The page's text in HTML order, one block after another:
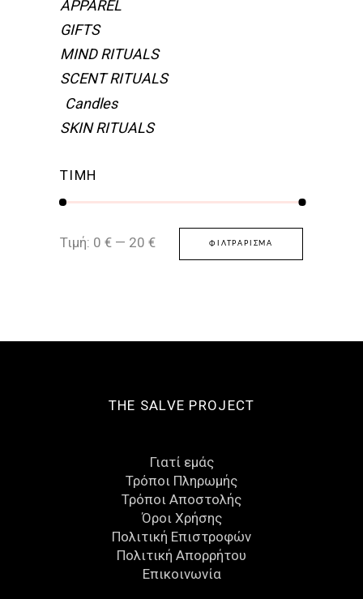
APPAREL
GIFTS
MIND RITUALS
SCENT RITUALS
Candles
SKIN RITUALS
ΤΙΜΗ
Ελάχιστη
τιμή
Μέγιστη
τιμή
ΦΙΛΤΡΆΡΙΣΜΑ
Τιμή: 0 € — 20 €
THE SALVE PROJECT
Γιατί εμάς
Τρόποι Πληρωμής
Τρόποι Αποστολής
Όροι Χρήσης
Πολιτική Επιστροφών
Πολιτική Απορρήτου
Eπικοινωνία